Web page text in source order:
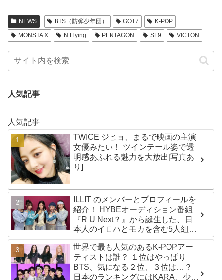
NEWS BTS（防弾少年団） GOT7
K-POP
MONSTA X
N.Flying PENTAGON SF9 VICTON
人気記事
人気記事
TWICE ジヒョ、まるで映画の主演
女優みたい！ ツインテール姿で透
明感あふれる魅力を大放出[写真あ
り]
ILLIT のメンバーとプロフィールを
紹介！ HYBEオーディション番組
『R U Next？』から誕生した、日
本人のイロハとモカを含む5人組ガ
ールズグループ！ デビュー曲
「Magnetic」がいきなりの大ヒッ
ト
世界で最も人気のあるK-POPアー
ティストは誰？ １位はやっぱり
BTS、気になる２位、３位は…？
日本のランキングにはKARA、少女